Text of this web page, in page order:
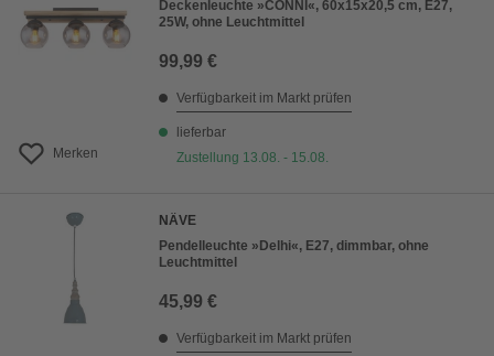
Merken
Deckenleuchte »CONNI«, 60x15x20,5 cm, E27,
25W, ohne Leuchtmittel
99,99 €
Verfügbarkeit im Markt prüfen
lieferbar
Zustellung 13.08. - 15.08.
NÄVE
Pendelleuchte »Delhi«, E27, dimmbar, ohne
Leuchtmittel
45,99 €
Verfügbarkeit im Markt prüfen